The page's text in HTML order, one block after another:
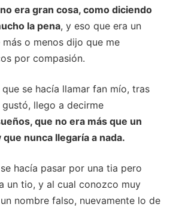
era gran cosa, como diciendo
la pena, y eso que era un
o menos dijo que me
por compasión.
se hacía llamar fan mío, tras
llego a decirme
que no era más que un
nunca llegaría a nada.
hacía pasar por una tia pero
un tio, y al cual conozco muy
nombre falso, nuevamente lo de